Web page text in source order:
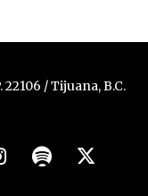
22106 / Tijuana, B.C.